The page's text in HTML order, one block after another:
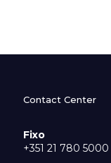
Contact Center
Fixo
+351 21 780